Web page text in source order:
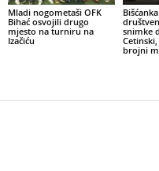
Mladi nogometaši OFK
Bihać osvojili drugo
mjesto na turniru na
Izačiću
snimke
brojni